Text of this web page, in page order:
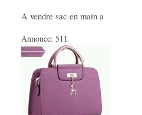
A vendre sac en main a
Annonce: 511